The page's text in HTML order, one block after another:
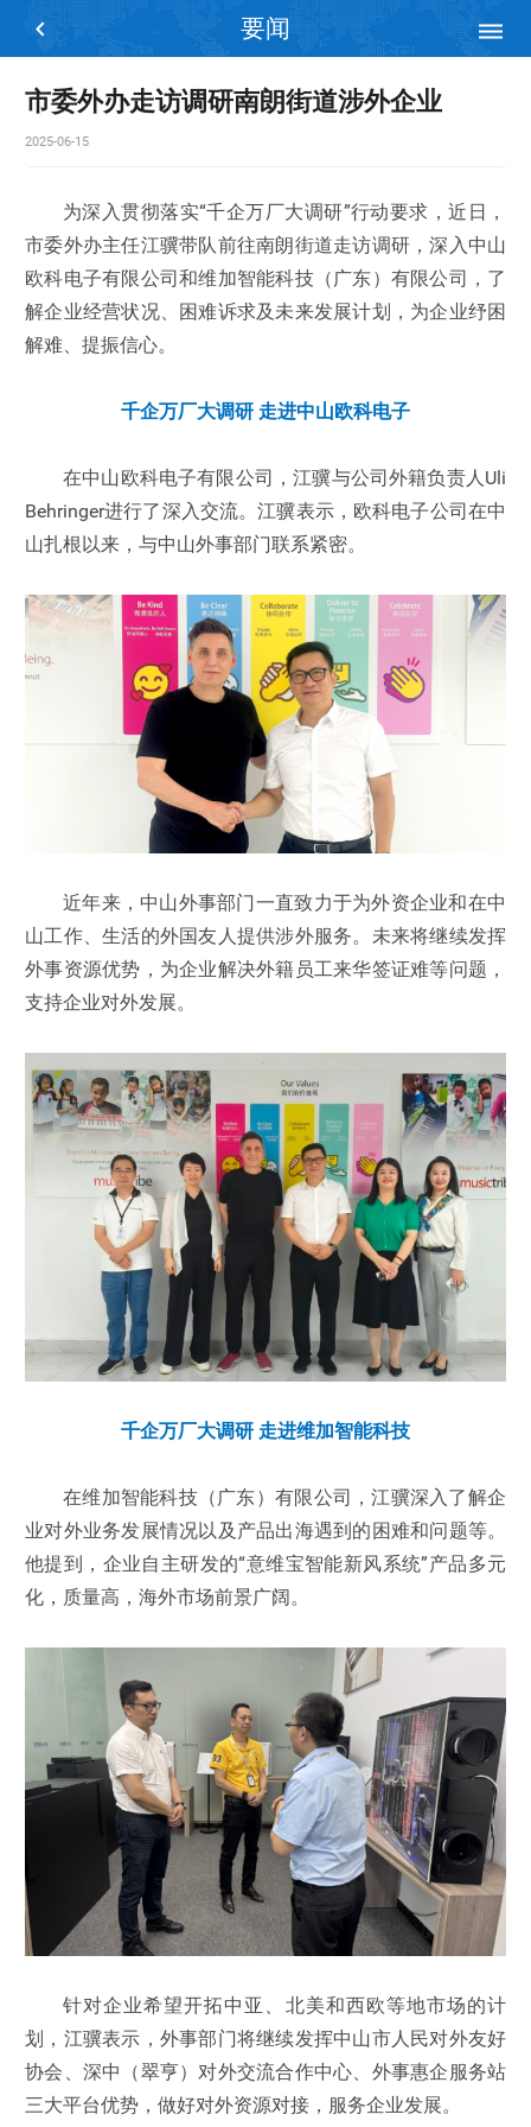
 要闻 
市委外办走访调研南朗街道涉外企业
2025-06-15
为深入贯彻落实“千企万厂大调研”行动要求，近日，
市委外办主任江骥带队前往南朗街道走访调研，深入中山
欧科电子有限公司和维加智能科技（广东）有限公司，了
解企业经营状况、困难诉求及未来发展计划，为企业纾困
解难、提振信心。
千企万厂大调研 走进中山欧科电子
在中山欧科电子有限公司，江骥与公司外籍负责人Uli
Behringer进行了深入交流。江骥表示，欧科电子公司在中
山扎根以来，与中山外事部门联系紧密。
近年来，中山外事部门一直致力于为外资企业和在中
山工作、生活的外国友人提供涉外服务。未来将继续发挥
外事资源优势，为企业解决外籍员工来华签证难等问题，
支持企业对外发展。
千企万厂大调研 走进维加智能科技
在维加智能科技（广东）有限公司，江骥深入了解企
业对外业务发展情况以及产品出海遇到的困难和问题等。
他提到，企业自主研发的“意维宝智能新风系统”产品多元
化，质量高，海外市场前景广阔。
针对企业希望开拓中亚、北美和西欧等地市场的计
划，江骥表示，外事部门将继续发挥中山市人民对外友好
协会、深中（翠亨）对外交流合作中心、外事惠企服务站
三大平台优势，做好对外资源对接，服务企业发展。